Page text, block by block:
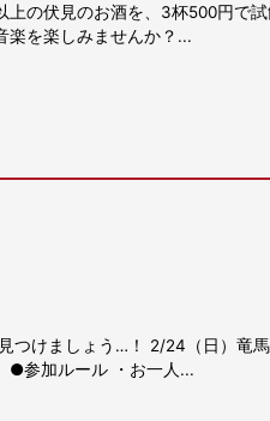
上の伏見のお酒を、3杯500円で
楽を楽しみませんか？...
つけましょう…！ 2/24（日）竜馬
●参加ルール ・お一人...